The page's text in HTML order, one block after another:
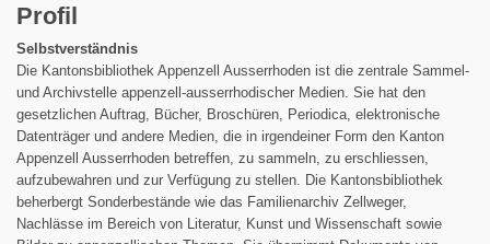
Profil
Selbstverständnis
Die Kantonsbibliothek Appenzell Ausserrhoden ist die zentrale Sammel-
und Archivstelle appenzell-ausserrhodischer Medien. Sie hat den
gesetzlichen Auftrag, Bücher, Broschüren, Periodica, elektronische
Datenträger und andere Medien, die in irgendeiner Form den Kanton
Appenzell Ausserrhoden betreffen, zu sammeln, zu erschliessen,
aufzubewahren und zur Verfügung zu stellen. Die Kantonsbibliothek
beherbergt Sonderbestände wie das Familienarchiv Zellweger,
Nachlässe im Bereich von Literatur, Kunst und Wissenschaft sowie